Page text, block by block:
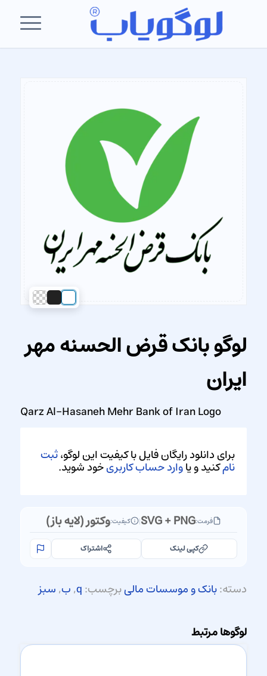
لوگو بانک قرض الحسنه مهر
ایران
Qarz Al-Hasaneh Mehr Bank of Iran Logo
برای دانلود رایگان فایل با کیفیت این لوگو،ثبت
نامکنید و یاوارد حساب کاربریخود شوید.
فرمت:SVG + PNG
| کیفیت:وکتور (لایه باز)
کپی لینک اشتراک
دسته:بانک و موسسات مالیبرچسب:q
,ب,سبز
لوگوها مرتبط